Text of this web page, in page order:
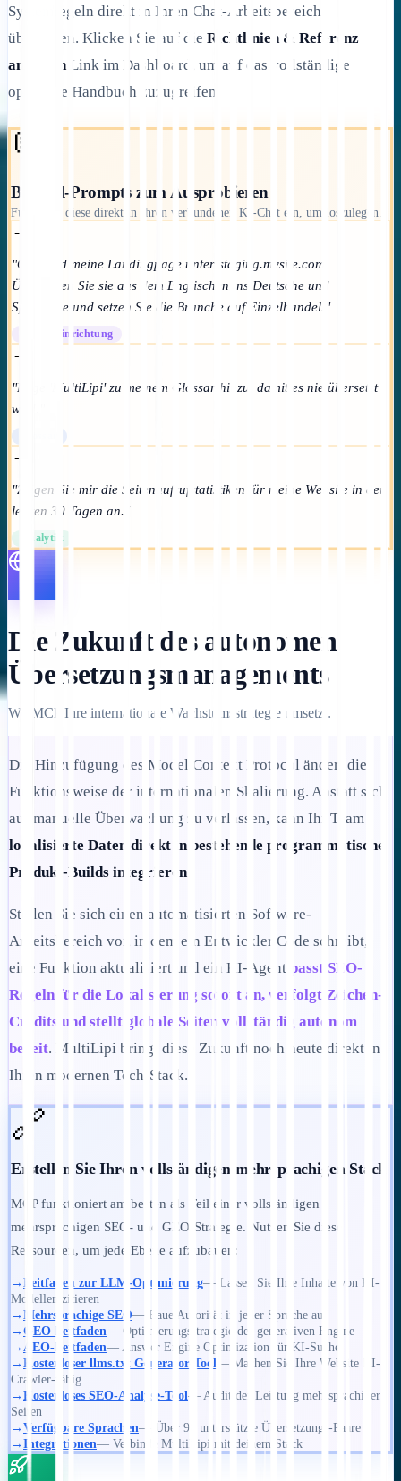
Systemregeln direkt in Ihren Chat-Arbeitsbereich
übergeben. Klicken Sie auf die Richtlinien & Referenz
anzeigenLink im Dashboard, um auf das vollständige
operative Handbuch zuzugreifen.
💬
Beispiel-Prompts zum Ausprobieren
Fügen Sie diese direkt in Ihren verbundenen KI-Chat ein, um loszulegen.
→
"Onboard meine Landingpage unter staging.mysite.com.
Übersetzen Sie sie aus dem Englischen ins Deutsche und
Spanische und setzen Sie die Branche auf Einzelhandel."
Projekteinrichtung
→
"Füge 'MultiLipi' zu meinem Glossar hinzu, damit es nie übersetzt
wird."
→
"Zeigen Sie mir die Seitenaufrufstatistiken für meine Website in den
letzten 30 Tagen an."
Analytik
Die Zukunft des autonomen
Übersetzungsmanagements
Wo MCP Ihre internationale Wachstumsstrategie umsetzt.
Die Hinzufügung des Model Context Protocol ändert die
Funktionsweise der internationalen Skalierung. Anstatt sich
auf manuelle Überwachung zu verlassen, kann Ihr Team
lokalisierte Daten direkt in bestehende programmatische
Produkt-Builds integrieren
Stellen Sie sich einen automatisierten Software-
Arbeitsbereich vor, in dem ein Entwickler Code schreibt,
eine Funktion aktualisiert und ein KI-Agent passt SEO-
Regeln für die Lokalisierung sofort an, verfolgt Zeichen-
Credits und stellt globale Seiten vollständig autonom
bereit. MultiLipi bringt diese Zukunft noch heute direkt in
Ihren modernen Tech-Stack.
🔗
Erstellen Sie Ihren vollständigen mehrsprachigen Stack
MCP funktioniert am besten als Teil einer vollständigen
mehrsprachigen SEO- und GEO-Strategie. Nutzen Sie diese
Ressourcen, um jede Ebene aufzubauen:
→ Leitfaden zur LLM-Optimierung— Lassen Sie Ihre Inhalte von KI-
Modellen zitieren
→ Mehrsprachige SEO— Baue Autorität in jeder Sprache auf
→ GEO Leitfaden— Optimierungsstrategie der generativen Engine
→ AEO-Leitfaden— Answer Engine Optimization für KI-Suche
→ Kostenloser llms.txt Generator-Tool — Machen Sie Ihre Website KI-
Crawler-fähig
→ Kostenloses SEO-Analyse-Tool— Audit der Leistung mehrsprachiger
Seiten
→ Verfügbare Sprachen— Über 90 unterstützte Übersetzungs-Paare
→ Integrationen— Verbinde MultiLipi mit deinem Stack